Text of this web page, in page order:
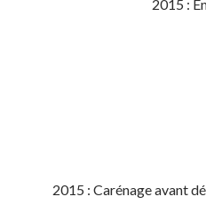
2015 :
2015 : Carénage avant